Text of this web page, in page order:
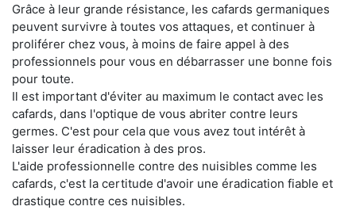
Grâce à leur grande résistance, les cafards germaniques
peuvent survivre à toutes vos attaques, et continuer à
proliférer chez vous, à moins de faire appel à des
professionnels pour vous en débarrasser une bonne fois
pour toute.
Il est important d'éviter au maximum le contact avec les
cafards, dans l'optique de vous abriter contre leurs
germes. C'est pour cela que vous avez tout intérêt à
laisser leur éradication à des pros.
L'aide professionnelle contre des nuisibles comme les
cafards, c'est la certitude d'avoir une éradication fiable et
drastique contre ces nuisibles.